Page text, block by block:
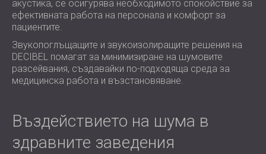
ХОТЕЛИ
ЗВУКОИЗОЛАЦИЯ И АКУСТИКА НА
ЗАЛИ
ЗВУКОИЗОЛАЦИОННИ И АКУСТИЧНИ
РЕШЕНИЯ ЗА ТЪРГОВСКИ ПОМЕЩЕНИЯ
ЗВУКОИЗОЛАЦИЯ И АКУСТИКА НА
ШУМОИЗОЛАЦИЯ И АКУСТИКА ЗА
ЗДРАВНИЯ СЕКТОР
ЗВУКОИЗОЛАЦИОННИ И АКУСТИЧНИ
POLAND (PL)
FINLAND (FI)
РОССИЯ (RU)
USA (US)
SOUTH AFRICA (ZA)
акустика, се осигурява необходимото спокойствие за
ефективната работа на персонала и комфорт за
пациентите.
Звукопоглъщащите и звукоизолиращите решения на
DECIBEL помагат за минимизиране на шумовите
разсейвания, създавайки по-подходяща среда за
медицинска работа и възстановяване.
Въздействието на шума в
здравните заведения